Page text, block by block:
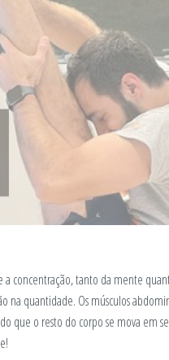
concentração, tanto da mente
quantidade. Os músculos
o resto do corpo se mova em